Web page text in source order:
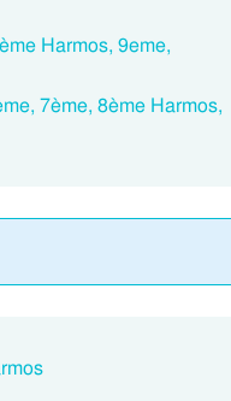
Harmos, 9eme,
7ème, 8ème Harmos,